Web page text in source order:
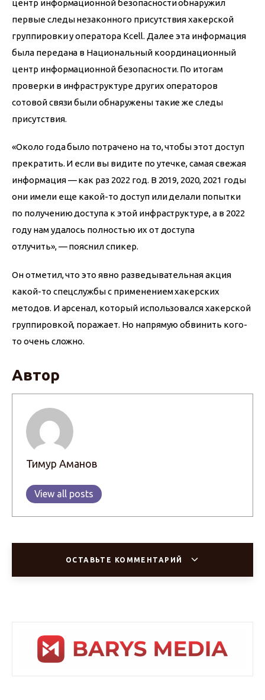
центр информационной безопасности обнаружил
первые следы незаконного присутствия хакерской
группировки у оператора Kcell. Далее эта информация
была передана в Национальный координационный
центр информационной безопасности. По итогам
проверки в инфраструктуре других операторов
сотовой связи были обнаружены такие же следы
присутствия.
«Около года было потрачено на то, чтобы этот доступ
прекратить. И если вы видите по утечке, самая свежая
информация — как раз 2022 год. В 2019, 2020, 2021 годы
они имели еще какой-то доступ или делали попытки
по получению доступа к этой инфраструктуре, а в 2022
году нам удалось полностью их от доступа
отлучить», — пояснил спикер.
Он отметил, что это явно разведывательная акция
какой-то спецслужбы с применением хакерских
методов. И арсенал, который использовался хакерской
группировкой, поражает. Но напрямую обвинить кого-
то очень сложно.
Автор
Тимур Аманов
View all posts
ОСТАВЬТЕ КОММЕНТАРИЙ